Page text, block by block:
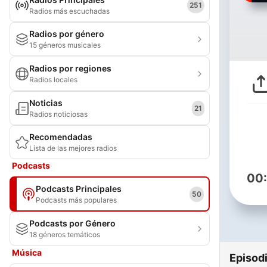
Radios más escuchadas
251
Radios por género
15 géneros musicales
Radios por regiones
Radios locales
Noticias
Radios noticiosas
21
Recomendadas
Lista de las mejores radios
Podcasts
Podcasts Principales
Podcasts más populares
50
Podcasts por Género
18 géneros temáticos
Música